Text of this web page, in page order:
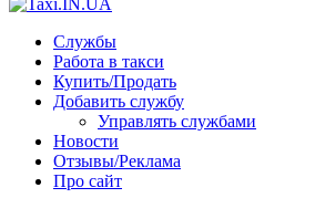
Службы
Работа в такси
Купить/Продать
Добавить службу
Управлять службами
Новости
Отзывы/Реклама
Про сайт